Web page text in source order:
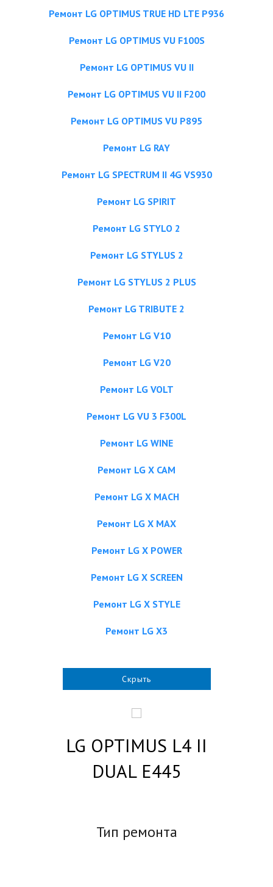
Ремонт LG OPTIMUS TRUE HD LTE P936
Ремонт LG OPTIMUS VU F100S
Ремонт LG OPTIMUS VU II
Ремонт LG OPTIMUS VU II F200
Ремонт LG OPTIMUS VU P895
Ремонт LG RAY
Ремонт LG SPECTRUM II 4G VS930
Ремонт LG SPIRIT
Ремонт LG STYLO 2
Ремонт LG STYLUS 2
Ремонт LG STYLUS 2 PLUS
Ремонт LG TRIBUTE 2
Ремонт LG V10
Ремонт LG V20
Ремонт LG VOLT
Ремонт LG VU 3 F300L
Ремонт LG WINE
Ремонт LG X CAM
Ремонт LG X MACH
Ремонт LG X MAX
Ремонт LG X POWER
Ремонт LG X SCREEN
Ремонт LG X STYLE
Ремонт LG X3
Скрыть
LG OPTIMUS L4 II
DUAL E445
Тип ремонта